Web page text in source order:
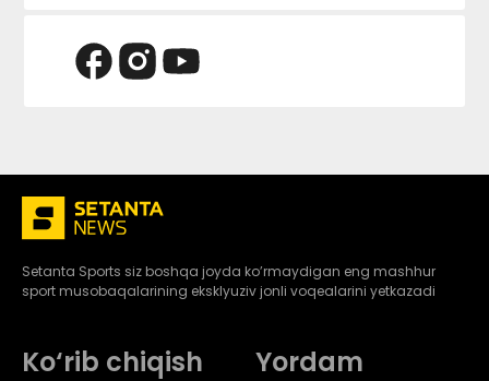
Setanta Sports siz boshqa joyda ko’rmaydigan eng mashhur
sport musobaqalarining eksklyuziv jonli voqealarini yetkazadi
Ko‘rib chiqish Yordam